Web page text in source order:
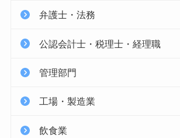
弁護士・法務
公認会計士・税理士・経理職
管理部門
工場・製造業
飲食業